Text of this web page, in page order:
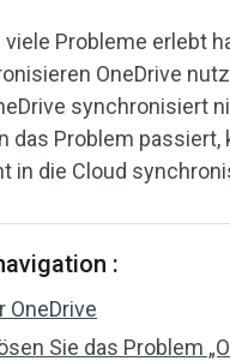
Probleme erlebt
OneDrive
synchronisiert
das Problem passiert,
in die Cloud
:
OneDrive
Sie das Problem